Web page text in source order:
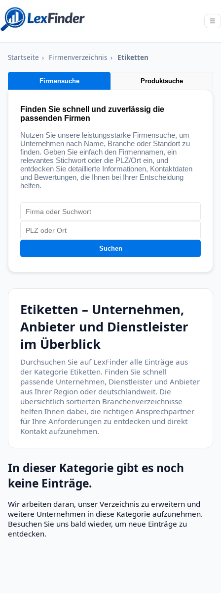
☰
Startseite › Firmenverzeichnis › Etiketten
Firmensuche Produktsuche
Finden Sie schnell und zuverlässig die
passenden Firmen
Nutzen Sie unsere leistungsstarke Firmensuche, um
Unternehmen nach Name, Branche oder Standort zu
finden. Geben Sie einfach den Firmennamen, ein
relevantes Stichwort oder die PLZ/Ort ein, und
entdecken Sie detaillierte Informationen, Kontaktdaten
und Bewertungen, die Ihnen bei Ihrer Entscheidung
helfen.
Suchen
Etiketten – Unternehmen,
Anbieter und Dienstleister
im Überblick
Durchsuchen Sie auf LexFinder alle Einträge aus
der Kategorie Etiketten. Finden Sie schnell
passende Unternehmen, Dienstleister und Anbieter
aus Ihrer Region oder deutschlandweit. Die
übersichtlich sortierten Branchenverzeichnisse
helfen Ihnen dabei, die richtigen Ansprechpartner
für Ihre Anforderungen zu entdecken und direkt
Kontakt aufzunehmen.
In dieser Kategorie gibt es noch
keine Einträge.
Wir arbeiten daran, unser Verzeichnis zu erweitern und
weitere Unternehmen in diese Kategorie aufzunehmen.
Besuchen Sie uns bald wieder, um neue Einträge zu
entdecken.